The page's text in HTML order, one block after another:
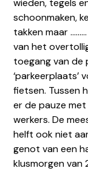
wieden, tegels
schoonmaken,
takken maar
van het
toegang van de
‘parkeerplaats’
fietsen. Tussen
er de pauze
werkers. De
helft ook niet
genot van een
klusmorgen van